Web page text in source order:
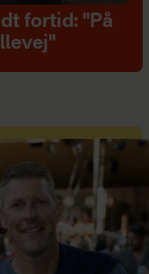
fortid: "På